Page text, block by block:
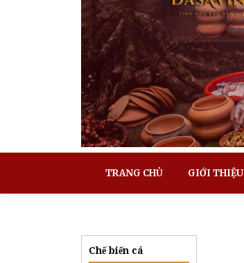
TRANG CHỦ GIỚI THIỆU
Chế biến cá